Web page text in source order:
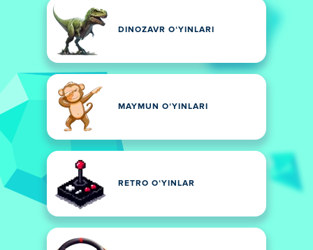
DINOZAVR OʻYINLARI
MAYMUN OʻYINLARI
RETRO OʻYINLAR